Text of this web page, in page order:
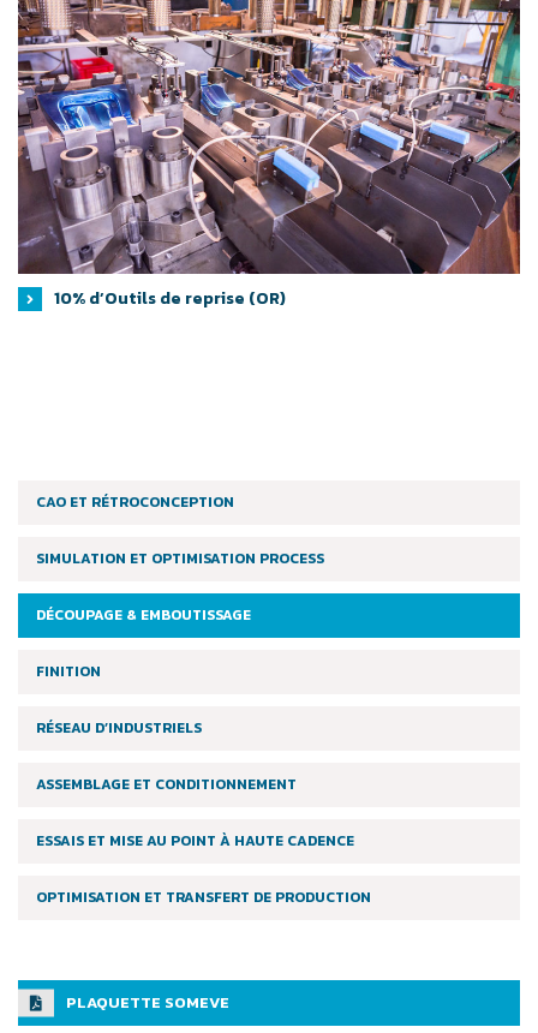
10% d’Outils de reprise (OR)
CAO ET RÉTROCONCEPTION
SIMULATION ET OPTIMISATION PROCESS
DÉCOUPAGE & EMBOUTISSAGE
FINITION
RÉSEAU D’INDUSTRIELS
ASSEMBLAGE ET CONDITIONNEMENT
ESSAIS ET MISE AU POINT À HAUTE CADENCE
OPTIMISATION ET TRANSFERT DE PRODUCTION
PLAQUETTE SOMEVE